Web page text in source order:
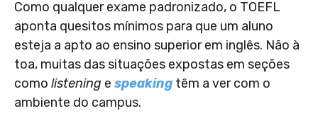
Como qualquer exame padronizado, o TOEFL
aponta quesitos mínimos para que um aluno
esteja a apto ao ensino superior em inglês. Não à
toa, muitas das situações expostas em seções
como listening e speaking têm a ver com o
ambiente do campus.